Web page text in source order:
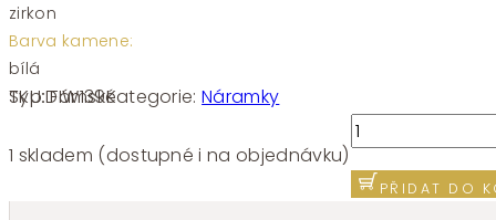
zirkon
Barva kamene:
bílá
SKU:FIW139Kategorie:Náramky
Typ:Dámské
1 skladem (dostupné i na objednávku)
Náramek
Brosway
Fancy
Infinite
PŘIDAT DO